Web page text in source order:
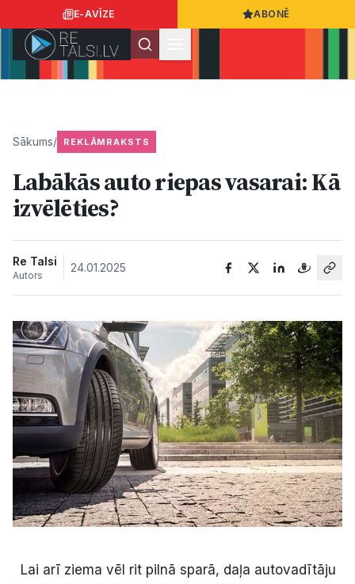
E-AVĪZE ABONĒ
Ziņas
Sports
Kultūra
Bizness
Video
Vieta
Sākums/ REKLĀMRAKSTS
Labākās auto riepas vasarai: Kā
izvēlēties?
Re Talsi
Autors
24.01.2025
Lai arī ziema vēl rit pilnā sparā, daļa autovadītāju